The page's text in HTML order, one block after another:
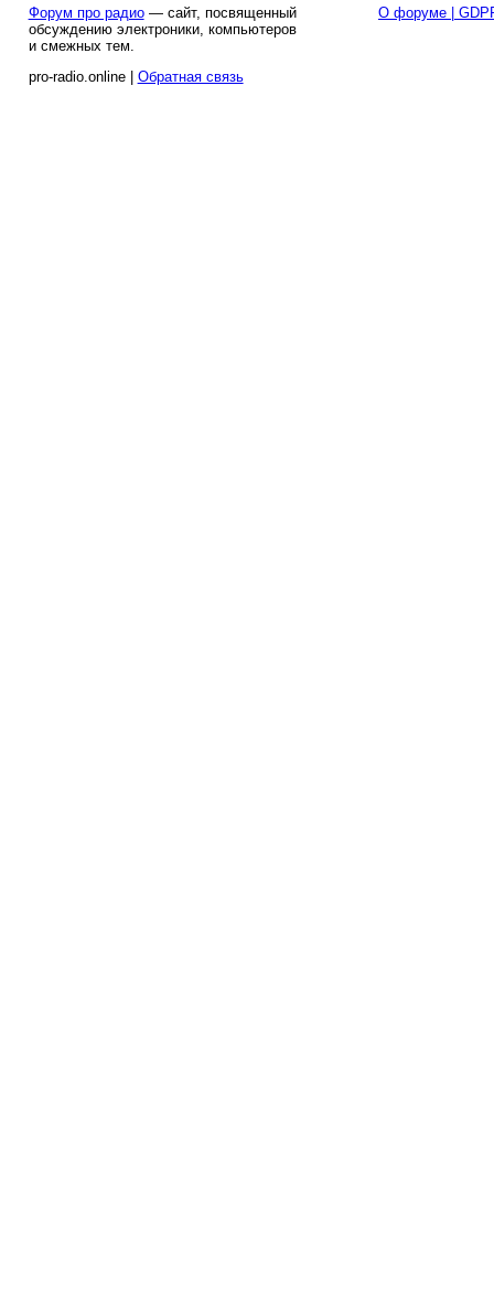
Форум про радио— сайт, посвященный
обсуждению электроники, компьютеров
и смежных тем.
pro-radio.online | Обратная связь
О форуме |